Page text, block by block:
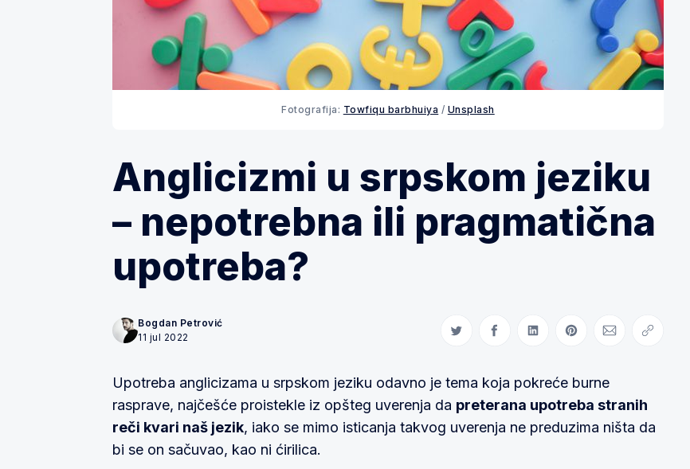
Fotografija: Towfiqu barbhuiya / Unsplash
Anglicizmi u srpskom jeziku
– nepotrebna ili pragmatična
upotreba?
Bogdan Petrović
11 jul 2022
Share on Twitter
Share on Facebook
Share on LinkedIn
Share on Pinterest
Share via Email
Copy link
Upotreba anglicizama u srpskom jeziku odavno je tema koja pokreće burne
rasprave, najčešće proistekle iz opšteg uverenja da preterana upotreba stranih
reči kvari naš jezik, iako se mimo isticanja takvog uverenja ne preduzima ništa da
bi se on sačuvao, kao ni ćirilica.